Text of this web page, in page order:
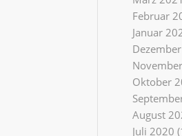
Februar
Januar
Oktober
August
Juli 2020